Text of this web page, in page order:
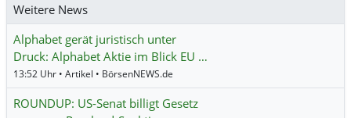
Weitere News
Alphabet gerät juristisch unter
Druck: Alphabet Aktie im Blick EU …
13:52 Uhr • Artikel • BörsenNEWS.de
ROUNDUP: US-Senat billigt Gesetz